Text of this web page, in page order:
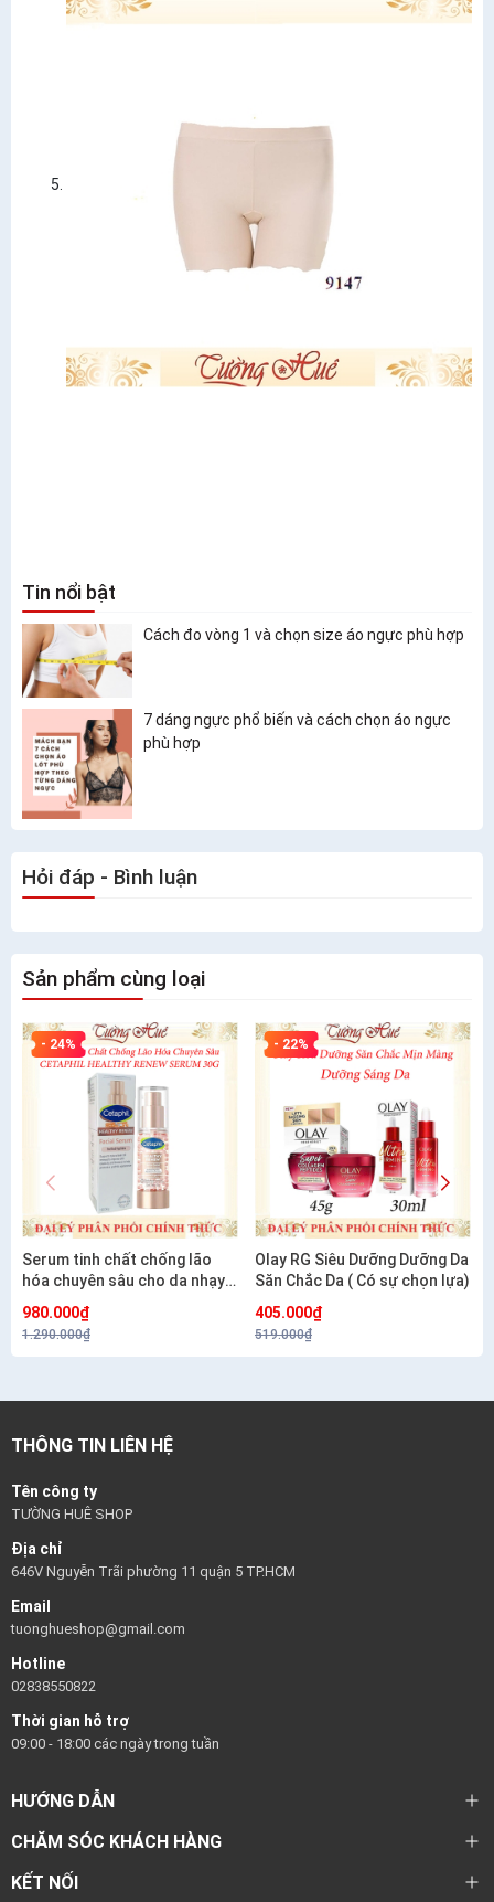
Tin nổi bật
Cách đo vòng 1 và chọn size áo ngực phù hợp
7 dáng ngực phổ biến và cách chọn áo ngực
phù hợp
Hỏi đáp - Bình luận
Sản phẩm cùng loại
- 24%
Serum tinh chất chống lão
hóa chuyên sâu cho da nhạy
RENEW SERUM 30G
980.000₫
1.290.000₫
- 22%
Olay RG Siêu Dưỡng Dưỡng Da
Săn Chắc Da ( Có sự chọn lựa)
405.000₫
519.000₫
THÔNG TIN LIÊN HỆ
Tên công ty
TƯỜNG HUÊ SHOP
Địa chỉ
646V Nguyễn Trãi phường 11 quận 5 TP.HCM
Email
tuonghueshop@gmail.com
Hotline
02838550822
Thời gian hỗ trợ
09:00 - 18:00 các ngày trong tuần
HƯỚNG DẪN
CHĂM SÓC KHÁCH HÀNG
KẾT NỐI